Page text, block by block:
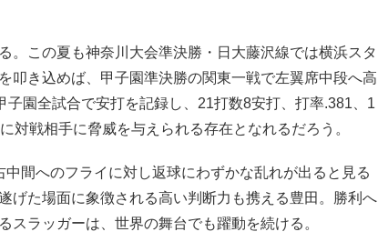
。この夏も神奈川大会準決勝・日大藤沢線では横浜スタ
叩き込めば、甲子園準決勝の関東一戦で左翼席中段へ高
子園全試合で安打を記録し、21打数8安打、打率.381、1
対戦相手に脅威を与えられる存在となれるだろう。
間へのフライに対し返球にわずかな乱れが出ると見る
げた場面に象徴される高い判断力も携える豊田。勝利へ
スラッガーは、世界の舞台でも躍動を続ける。